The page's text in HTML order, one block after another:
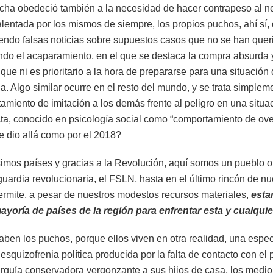
obedeció también a la necesidad de hacer contrapeso al
por los mismos de siempre, los propios puchos, ahí sí,
falsas noticias sobre supuestos casos que no se han
el acaparamiento, en el que se destaca la compra
ni es prioritario a la hora de prepararse para una situación
Algo similar ocurre en el resto del mundo, y se trata
de imitación a los demás frente al peligro en una
conocido en psicología social como “comportamiento de
dio allá como por el 2018?
países y gracias a la Revolución, aquí somos un pueblo
revolucionaria, el FSLN, hasta en el último rincón de
a pesar de nuestros modestos recursos materiales,
de países de la región para enfrentar esta y
los puchos, porque ellos viven en otra realidad, una
política producida por la falta de contacto con el
conservadora vergonzante a sus hijos de casa, los